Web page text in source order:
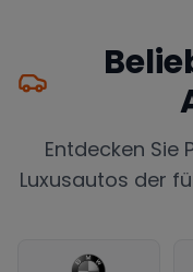
Entdecken
Luxusautos der